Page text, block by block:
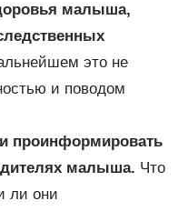
малыша,
это не
и поводом
проинформировать
малыша. Что
ли они